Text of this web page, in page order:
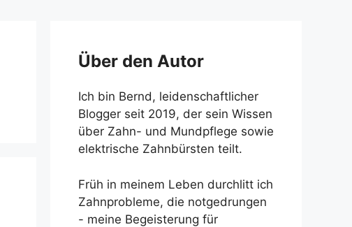
Über den Autor
Ich bin Bernd, leidenschaftlicher
Blogger seit 2019, der sein Wissen
über Zahn- und Mundpflege sowie
elektrische Zahnbürsten teilt.
Früh in meinem Leben durchlitt ich
Zahnprobleme, die notgedrungen
- meine Begeisterung für